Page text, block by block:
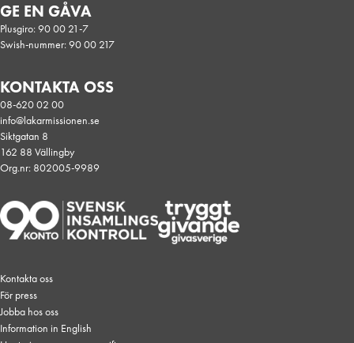
GE EN GÅVA
Plusgiro: 90 00 21-7
Swish-nummer: 90 00 217
KONTAKTA OSS
08-620 02 00
info@lakarmissionen.se
Siktgatan 8
162 88 Vällingby
Org.nr: 802005-9989
Kontakta oss
För press
Jobba hos oss
Information in English